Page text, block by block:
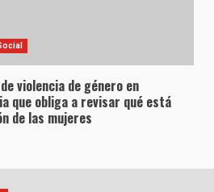
violencia de género en
que obliga a revisar qué está
de las mujeres